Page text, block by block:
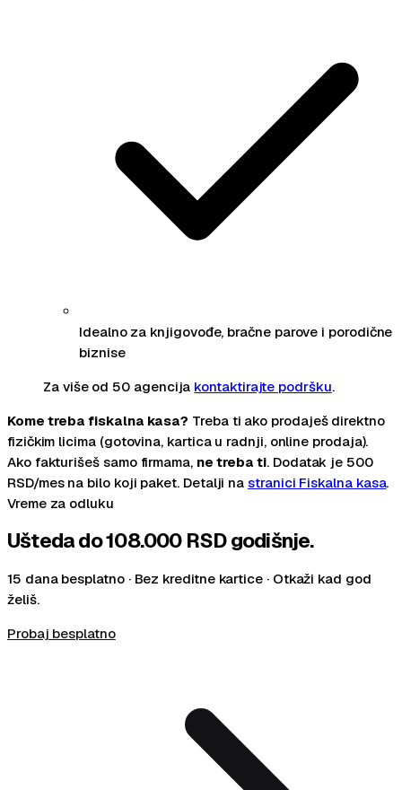
Idealno za knjigovođe, bračne parove i porodične
biznise
Za više od 50 agencija kontaktirajte podršku.
Kome treba fiskalna kasa? Treba ti ako prodaješ direktno
fizičkim licima (gotovina, kartica u radnji, online prodaja).
Ako fakturišeš samo firmama, ne treba ti. Dodatak je 500
RSD/mes na bilo koji paket. Detalji na stranici Fiskalna kasa.
Vreme za odluku
Ušteda do108.000 RSDgodišnje.
15 dana besplatno · Bez kreditne kartice · Otkaži kad god
želiš.
Probaj besplatno